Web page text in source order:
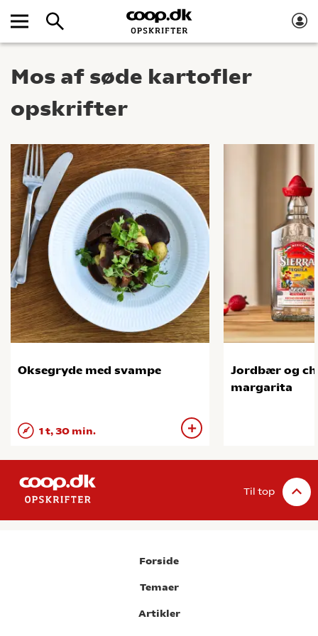
Mos af søde kartofler
opskrifter
Oksegryde med svampe
1 t, 30 min.
Jordbær og
margarita
Til top
Forside
Temaer
Artikler